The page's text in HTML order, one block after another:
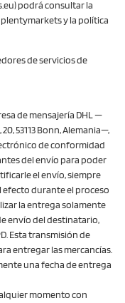
podrá consultar la
y la política
de servicios de
de mensajería DHL —
53113 Bonn, Alemania—,
de conformidad
del envío para poder
el envío, siempre
durante el proceso
la entrega solamente
envío del destinatario,
Esta transmisión de
entregar las mercancías.
una fecha de entrega
momento con